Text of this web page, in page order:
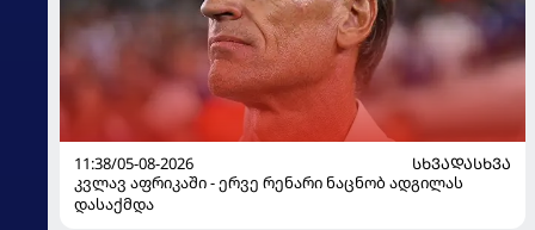
11:38/05-08-2026
ᲡᲮᲕᲐᲓᲐᲡᲮᲕᲐ
კვლავ აფრიკაში - ერვე რენარი ნაცნობ ადგილას
დასაქმდა